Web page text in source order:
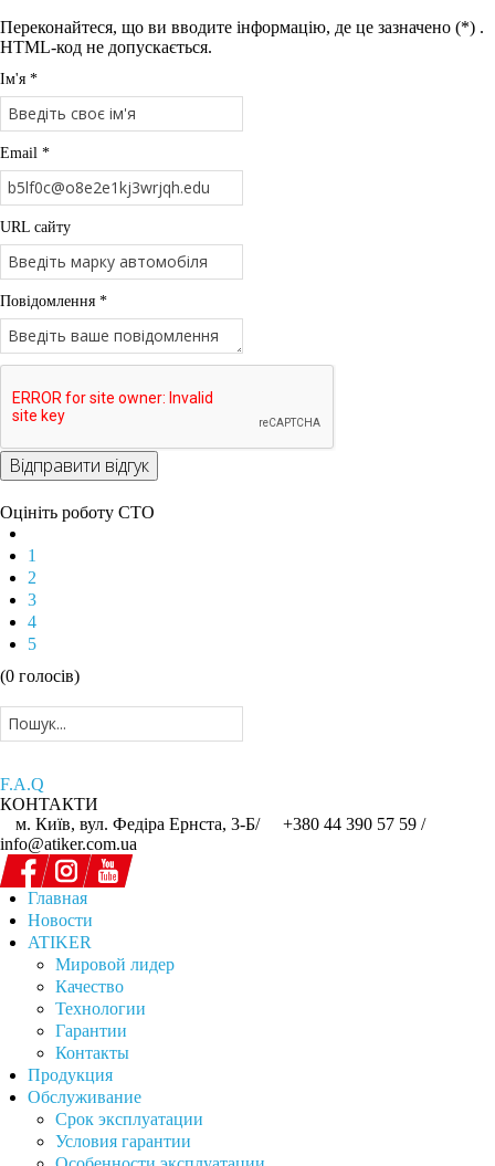
Переконайтеся, що ви вводите інформацію, де це зазначено (*) .
HTML-код не допускається.
Ім'я *
Email *
URL сайту
Повідомлення *
Відправити відгук
Оцініть роботу СТО
1
2
3
4
5
(0 голосів)
F.A.Q
КОНТАКТИ
м. Київ, вул. Федіра Ернста, 3-Б/
+380 44 390 57 59 /
info@atiker.com.ua
Главная
Новости
ATIKER
Мировой лидер
Качество
Технологии
Гарантии
Контакты
Продукция
Обслуживание
Срок эксплуатации
Условия гарантии